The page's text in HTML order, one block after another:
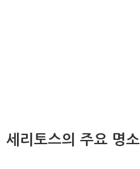
세리토스의 주요 명소